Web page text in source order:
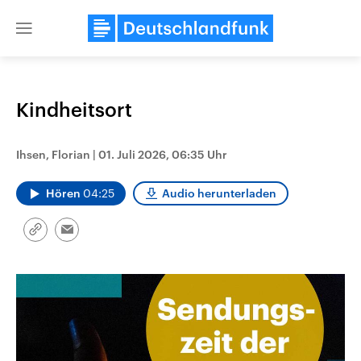
Close
Aktuelle Beiträge, Analysen und
Wirtschaftlich und militärisch
gehören die Vereinigten Staaten zu
den mächtigsten Ländern der Erde,
mit großem Einfluss auf das
Aktuelle Lage und
Der Überfall der
Terrororganisation Hamas
Oktober 2023 auf Israel
Region wieder die
Israel möchte die Hamas
Kindheitsort
Ihsen, Florian | 01. Juli 2026, 06:35 Uhr
Hören 04:25 Audio herunterladen
Link
Email